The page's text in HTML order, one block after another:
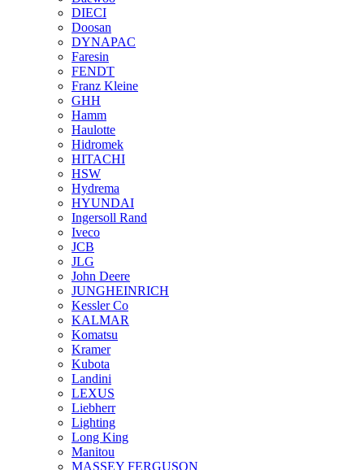
DIECI
Doosan
DYNAPAC
Faresin
FENDT
Franz Kleine
GHH
Hamm
Haulotte
Hidromek
HITACHI
HSW
Hydrema
HYUNDAI
Ingersoll Rand
Iveco
JCB
JLG
John Deere
JUNGHEINRICH
Kessler Co
KALMAR
Komatsu
Kramer
Kubota
Landini
LEXUS
Liebherr
Lighting
Long King
Manitou
MASSEY FERGUSON